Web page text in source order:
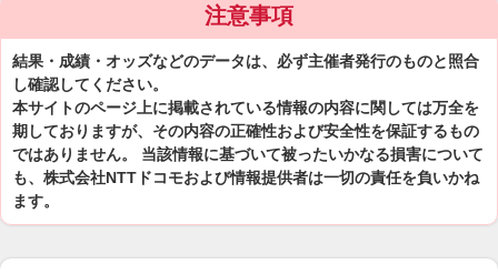
注意事項
結果・成績・オッズなどのデータは、必ず主催者発行のものと照合
し確認してください。
本サイトのページ上に掲載されている情報の内容に関しては万全を
期しておりますが、その内容の正確性および安全性を保証するもの
ではありません。 当該情報に基づいて被ったいかなる損害について
も、株式会社NTTドコモおよび情報提供者は一切の責任を負いかね
ます。